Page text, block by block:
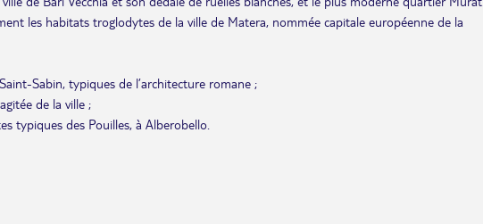
les habitats troglodytes de la ville de Matera, nommée capitale européenne de la
Sabin, typiques de l’architecture romane ;
de la ville ;
typiques des Pouilles, à Alberobello.